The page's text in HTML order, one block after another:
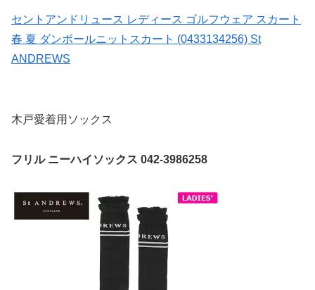
セントアンドリュース レディース ゴルフウェア スカート
春 夏 ダンボールニットスカート (0433134256) St
ANDREWS
木戸愛着用ソックス
フリル ニーハイソックス 042-3986258